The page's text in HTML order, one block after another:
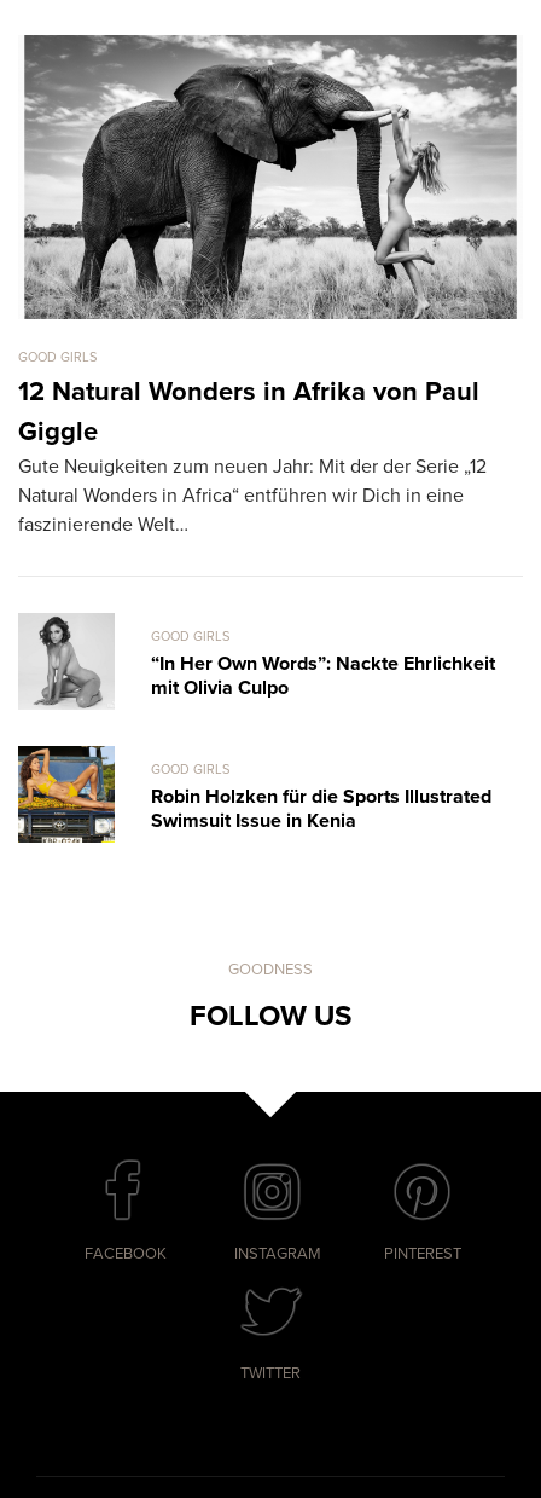
GOOD GIRLS
12 Natural Wonders in Afrika von Paul
Giggle
Gute Neuigkeiten zum neuen Jahr: Mit der der Serie „12
Natural Wonders in Africa“ entführen wir Dich in eine
faszinierende Welt…
GOOD GIRLS
“In Her Own Words”: Nackte Ehrlichkeit
mit Olivia Culpo
GOOD GIRLS
Robin Holzken für die Sports Illustrated
Swimsuit Issue in Kenia
GOODNESS
FOLLOW US
FACEBOOK INSTAGRAM PINTEREST
TWITTER